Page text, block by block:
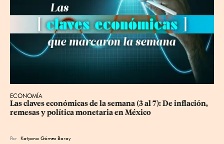
ECONOMÍA
Las claves económicas de la semana (3 al 7): De inflación,
remesas y política monetaria en México
Por Katyana Gómez Baray